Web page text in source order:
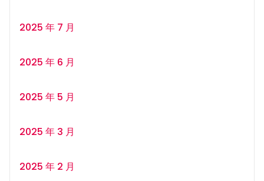
2025 年 7 月
2025 年 6 月
2025 年 5 月
2025 年 3 月
2025 年 2 月